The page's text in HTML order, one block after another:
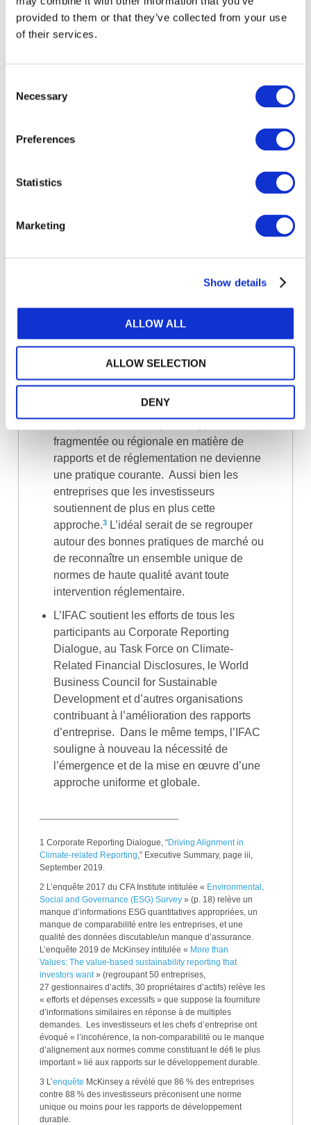
provided to them or that they’ve collected from your use
of their services.
Selection
Necessary
Preferences
Statistics
Marketing
Show details
ALLOW ALL
ALLOW SELECTION
DENY
l’information financière. 1
répond pas au mieux aux intérêts du
marché des capitaux, des entreprises ou de
leurs parties prenantes. La complexité et la
non-comparabilité qui en découlent
convergence vers des informations
flux non monétaires, des nombres, des
lesquelles des critères appropriés peuvent
d’assurance.
l’intérêt public et que l’alignement est
fragmentée ou régionale en matière de
rapports et de réglementation ne devienne
une pratique courante. Aussi bien les
entreprises que les investisseurs
soutiennent de plus en plus cette
approche.3 L’idéal serait de se regrouper
autour des bonnes pratiques de marché ou
de reconnaître un ensemble unique de
normes de haute qualité avant toute
intervention réglementaire.
L’IFAC soutient les efforts de tous les
participants au Corporate Reporting
Dialogue, au Task Force on Climate-
Related Financial Disclosures, le World
Business Council for Sustainable
Development et d’autres organisations
contribuant à l’amélioration des rapports
d’entreprise. Dans le même temps, l’IFAC
souligne à nouveau la nécessité de
l’émergence et de la mise en œuvre d’une
approche uniforme et globale.
1 Corporate Reporting Dialogue, “Driving Alignment in
Climate-related Reporting,” Executive Summary, page iii,
September 2019.
2 L’enquête 2017 du CFA Institute intitulée « Environmental,
Social and Governance (ESG) Survey » (p. 18) relève un
manque d’informations ESG quantitatives appropriées, un
manque de comparabilité entre les entreprises, et une
qualité des données discutable/un manque d’assurance.
L’enquête 2019 de McKinsey intitulée « More than
Values: The value-based sustainability reporting that
investors want» (regroupant 50 entreprises,
27 gestionnaires d’actifs, 30 propriétaires d’actifs) relève les
« efforts et dépenses excessifs » que suppose la fourniture
d’informations similaires en réponse à de multiples
demandes. Les investisseurs et les chefs d’entreprise ont
évoqué « l’incohérence, la non-comparabilité ou le manque
d’alignement aux normes comme constituant le défi le plus
important » lié aux rapports sur le développement durable.
3 L’enquête McKinsey a révélé que 86 % des entreprises
contre 88 % des investisseurs préconisent une norme
unique ou moins pour les rapports de développement
durable.